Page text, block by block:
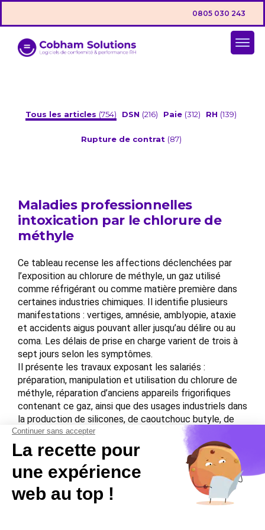
0805 030 243
Tous les articles (754) DSN (216) Paie (312) RH (139)
Rupture de contrat (87)
Maladies professionnelles
intoxication par le chlorure de
méthyle
Ce tableau recense les affections déclenchées par
l’exposition au chlorure de méthyle, un gaz utilisé
comme réfrigérant ou comme matière première dans
certaines industries chimiques. Il identifie plusieurs
manifestations : vertiges, amnésie, amblyopie, ataxie
et accidents aigus pouvant aller jusqu’au délire ou au
coma. Les délais de prise en charge varient de trois à
sept jours selon les symptômes.
Il présente les travaux exposant les salariés :
préparation, manipulation et utilisation du chlorure de
méthyle, réparation d’anciens appareils frigorifiques
contenant ce gaz, ainsi que des usages industriels dans
la production de silicones, de caoutchouc butyle, de
biocides ou de solvants d’extraction. Le document
décrit également les données toxicologiques, les voies
d’absorption, les professions exposées et les tableaux
cliniques associés.
Download the PDF file .